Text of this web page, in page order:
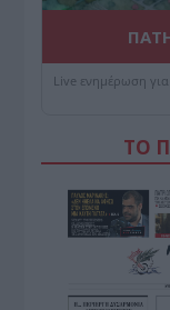
Live ενημέρωση
ΤΟ